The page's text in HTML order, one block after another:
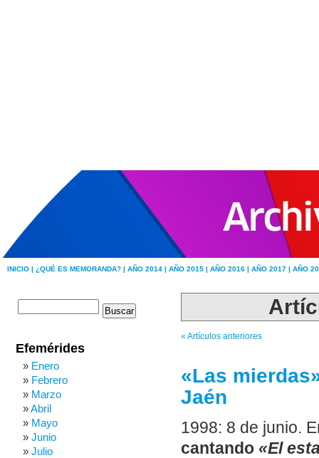
INICIO | ¿QUÉ ES MEMORANDA? | AÑO 2014 | AÑO 2015 | AÑO 2016 | AÑO 2017 | AÑO
« Artículos anteriores
«Las
Jaén
1998: 8 de junio.
cantando «El
Efemérides
Enero
Febrero
Marzo
Abril
Mayo
Junio
Julio